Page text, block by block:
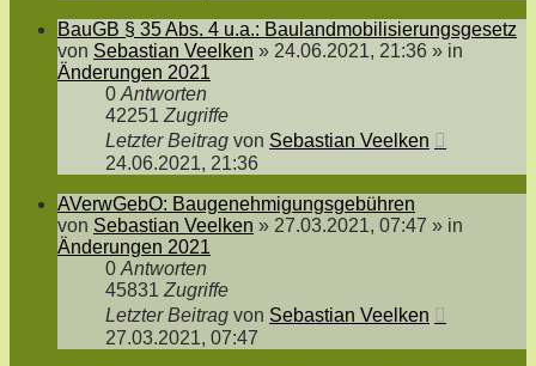
BauGB § 35 Abs. 4 u.a.: Baulandmobilisierungsgesetz
von Sebastian Veelken » 24.06.2021, 21:36 » in
Änderungen 2021
0 Antworten
42251 Zugriffe
Letzter Beitrag von Sebastian Veelken
24.06.2021, 21:36
AVerwGebO: Baugenehmigungsgebühren
von Sebastian Veelken » 27.03.2021, 07:47 » in
Änderungen 2021
0 Antworten
45831 Zugriffe
Letzter Beitrag von Sebastian Veelken
27.03.2021, 07:47